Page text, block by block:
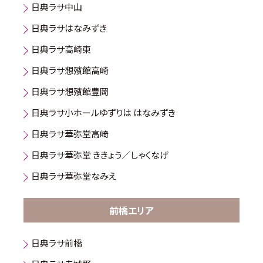
日典ラサ中山
日典ラサはなみずき
日典ラサ高崎東
日典ラサ想殯館高崎
日典ラサ想殯館豊岡
日典ラサ小ホールゆずりは はなみずき
日典ラサ華弥堂高崎
日典ラサ華弥堂 ききょう／しゃくなげ
日典ラサ華弥堂なみえ
前橋エリア
日典ラサ前橋